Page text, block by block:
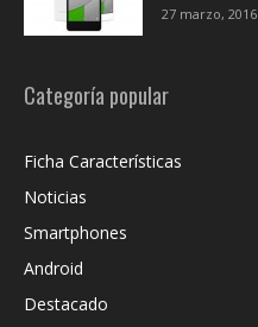
27 marzo, 2016
Categoría popular
Ficha Características
Noticias
Smartphones
Android
Destacado